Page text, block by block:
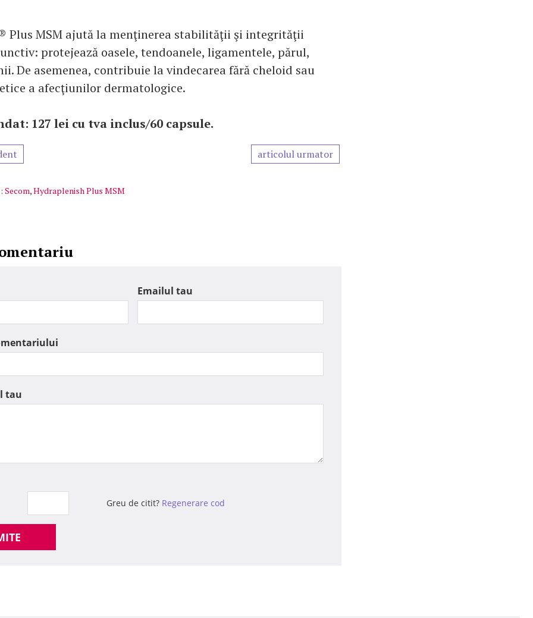
Plus MSM ajută la menţinerea stabilităţii şi integrităţii
protejează oasele, tendoanele, ligamentele, părul,
De asemenea, contribuie la vindecarea fără cheloid sau
a afecţiunilor dermatologice.
127 lei cu tva inclus/60 capsule.
articolul urmator
Secom,Hydraplenish Plus MSM
Emailul tau
tau
Greu de citit? Regenerare cod